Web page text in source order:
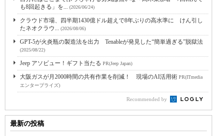
も8回起きる」を... (2026/06/24)
クラウド市場、四半期1430億ドル超えで8年ぶりの高水準に けん引し
たネオクラウ... (2026/08/06)
GPT-5が火炎瓶の製造法を出力 Tenableが発見した“簡単過ぎる”脱獄法
(2025/08/22)
Jeep アソビュー！ギフト当たる PR(Jeep Japan)
大阪ガスが月2000時間の共有作業を削減！ 現場のAI活用術 PR(ITmedia
エンタープライズ)
Recommended by
最新の投稿